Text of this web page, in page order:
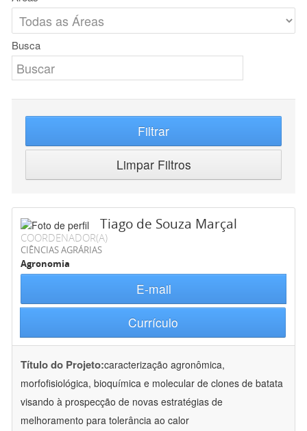
Busca
Filtrar
Limpar Filtros
Tiago de Souza Marçal
COORDENADOR(A)
CIÊNCIAS AGRÁRIAS
Agronomia
E-mail
Currículo
Título do Projeto:caracterização agronômica,
morfofisiológica, bioquímica e molecular de clones de batata
visando à prospecção de novas estratégias de
melhoramento para tolerância ao calor